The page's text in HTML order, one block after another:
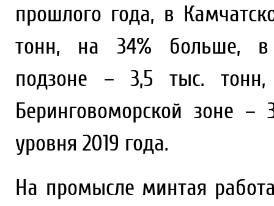
прошлого года, в
тонн, на 34% больше, в
подзоне – 3,5 тыс.
Беринговоморской зоне
уровня 2019 года.
На промысле минтая